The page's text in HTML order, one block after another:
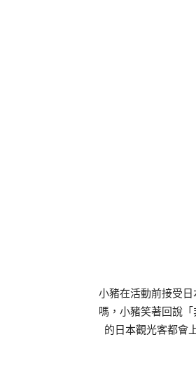
小豬在活動前接受
嗎，小豬笑著回說
的日本觀光客都會